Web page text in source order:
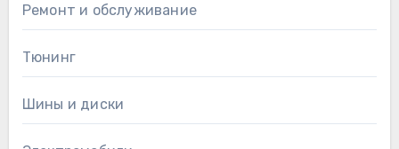
Ремонт и обслуживание
Тюнинг
Шины и диски